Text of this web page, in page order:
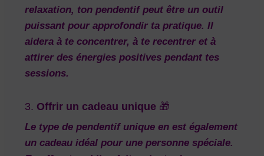
relaxation, ton pendentif peut être un outil
puissant pour approfondir ta pratique. Il
aidera à te concentrer, à te recentrer et à
attirer des énergies positives pendant tes
sessions.
3. Offrir un cadeau unique 🎁
Le type de pendentif unique en est également
un cadeau idéal pour une personne spéciale.